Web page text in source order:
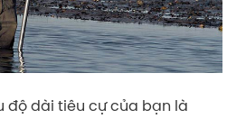
độ dài tiêu cự của bạn là